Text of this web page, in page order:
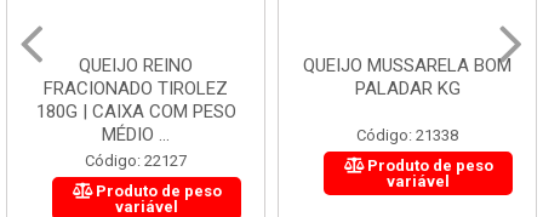
QUEIJO REINO
FRACIONADO TIROLEZ
180G | CAIXA COM PESO
MÉDIO ...
Código: 22127
Produto de peso
variável
QUEIJO MUSSARELA BOM
PALADAR KG
Código: 21338
Produto de peso
variável